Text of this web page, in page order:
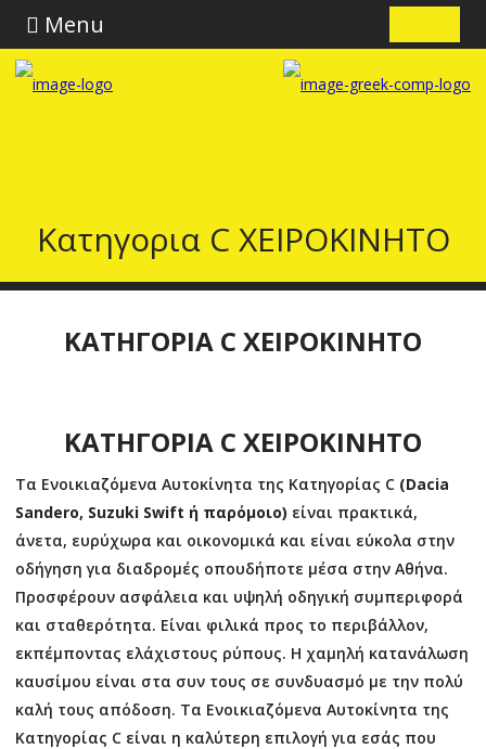
Menu
Κατηγορια C ΧΕΙΡΟΚΙΝΗΤΟ
ΚΑΤΗΓΟΡΙΑ C ΧΕΙΡΟΚΙΝΗΤΟ
ΚΑΤΗΓΟΡΙΑ C ΧΕΙΡΟΚΙΝΗΤΟ
Τα Ενοικιαζόμενα Αυτοκίνητα της Κατηγορίας C (Dacia
Sandero, Suzuki Swift​ ή παρόμοιο) είναι πρακτικά,
άνετα, ευρύχωρα και οικονομικά και είναι εύκολα στην
οδήγηση για διαδρομές οπουδήποτε μέσα στην Αθήνα.
Προσφέρουν ασφάλεια και υψηλή οδηγική συμπεριφορά
και σταθερότητα. Είναι φιλικά προς το περιβάλλον,
εκπέμποντας ελάχιστους ρύπους. Η χαμηλή κατανάλωση
καυσίμου είναι στα συν τους σε συνδυασμό με την πολύ
καλή τους απόδοση. Τα Ενοικιαζόμενα Αυτοκίνητα της
Κατηγορίας C είναι η καλύτερη επιλογή για εσάς που